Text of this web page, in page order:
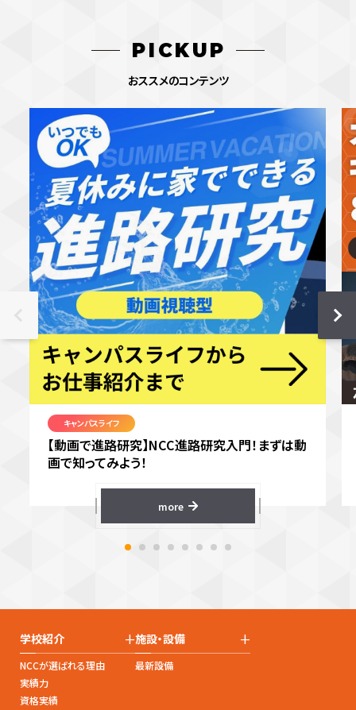
PICKUP
おススメのコンテンツ
キャンパスライフ
【動画で進路研究】NCC進路研究入門！まずは動
画で知ってみよう！
more
学校紹介 +
NCCが選ばれる理由
実績力
資格実績
施設・設備 +
最新設備